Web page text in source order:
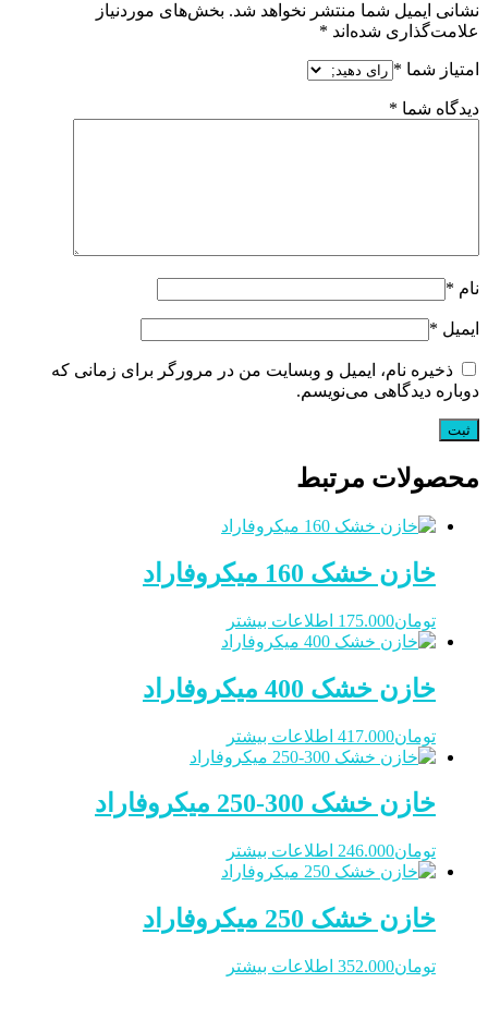
نشانی ایمیل شما منتشر نخواهد شد. بخش‌های موردنیاز
علامت‌گذاری شده‌اند *
امتیاز شما *
دیدگاه شما *
نام *
ایمیل *
ذخیره نام، ایمیل و وبسایت من در مرورگر برای زمانی که
دوباره دیدگاهی می‌نویسم.
محصولات مرتبط
خازن خشک 160 میکروفاراد
تومان175.000 اطلاعات بیشتر
خازن خشک 400 میکروفاراد
تومان417.000 اطلاعات بیشتر
خازن خشک 300-250 میکروفاراد
تومان246.000 اطلاعات بیشتر
خازن خشک 250 میکروفاراد
تومان352.000 اطلاعات بیشتر